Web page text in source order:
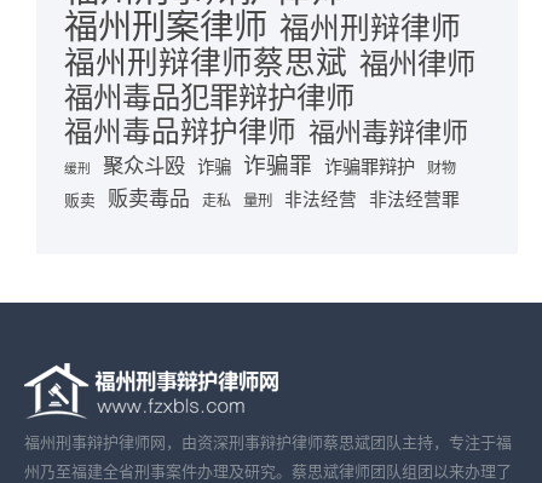
福州刑案律师 福州刑辩律师
福州刑辩律师蔡思斌 福州律师
福州毒品犯罪辩护律师
福州毒品辩护律师 福州毒辩律师
缓刑 聚众斗殴 诈骗 诈骗罪 诈骗罪辩护 财物
贩卖 贩卖毒品 走私 量刑 非法经营 非法经营罪
福州刑事辩护律师网，由资深刑事辩护律师蔡思斌团队主持，专注于福
州乃至福建全省刑事案件办理及研究。蔡思斌律师团队组团以来办理了